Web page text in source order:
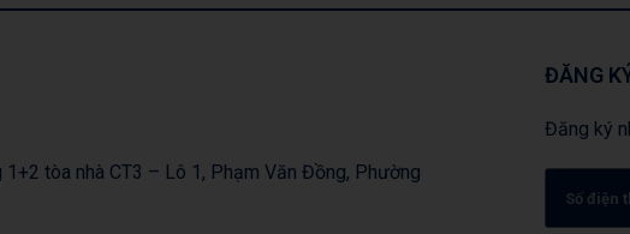
1+2 tòa nhà CT3 – Lô 1, Phạm Văn Đồng, Phường
ĐĂNG
Đăng ký